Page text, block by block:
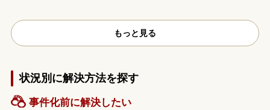
もっと見る
状況別に解決方法を探す
事件化前に解決したい